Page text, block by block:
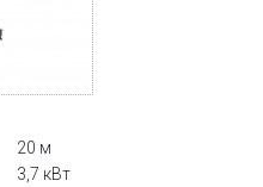
20 м
3,7 кВт